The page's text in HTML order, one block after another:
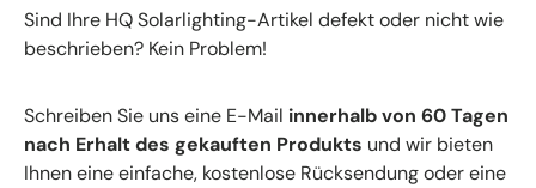
Sind Ihre HQ Solarlighting-Artikel defekt oder nicht wie
beschrieben? Kein Problem!
Schreiben Sie uns eine E-Mail innerhalb von 60 Tagen
nach Erhalt des gekauften Produkts und wir bieten
Ihnen eine einfache, kostenlose Rücksendung oder eine